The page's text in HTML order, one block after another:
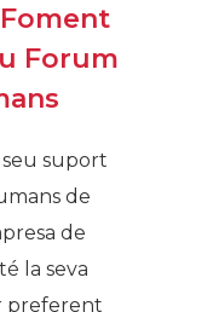
Forum
suport
de
de
la seva
preferent